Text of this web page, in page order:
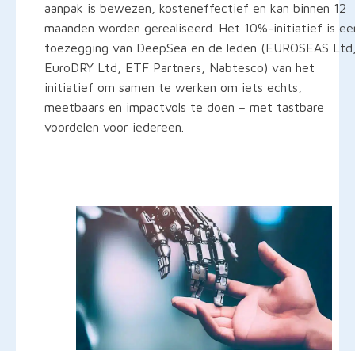
aanpak is bewezen, kosteneffectief en kan binnen 12
maanden worden gerealiseerd. Het 10%-initiatief is
toezegging van DeepSea en de leden (EUROSEAS
EuroDRY Ltd, ETF Partners, Nabtesco) van het
initiatief om samen te werken om iets echts,
meetbaars en impactvols te doen – met tastbare
voordelen voor iedereen.